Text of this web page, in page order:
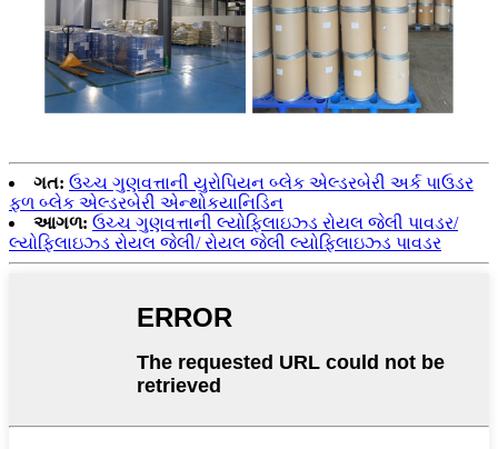
ગત: ઉચ્ચ ગુણવત્તાની યુરોપિયન બ્લેક એલ્ડરબેરી અર્ક પાઉડર
ફળ બ્લેક એલ્ડરબેરી એન્થોકયાનિડિન
આગળ: ઉચ્ચ ગુણવત્તાની લ્યોફિલાઇઝ્ડ રોયલ જેલી પાવડર/
લ્યોફિલાઇઝ્ડ રોયલ જેલી/ રોયલ જેલી લ્યોફિલાઇઝ્ડ પાવડર